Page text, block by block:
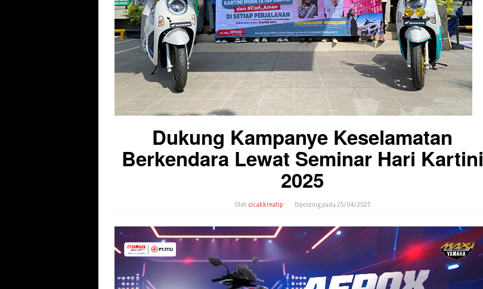
Dukung Kampanye Keselamatan
Berkendara Lewat Seminar Hari Kartini
2025
Oleh cicakkreatip Diposting pada25/04/2025